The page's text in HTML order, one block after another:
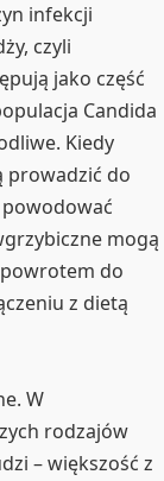
infekcji
czyli
jako część
Candida
Kiedy
prowadzić do
mogą
do
z dietą
W
rodzajów
– większość z